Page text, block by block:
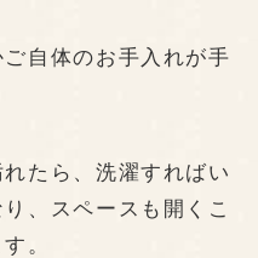
自体のお手入れが手
たら、洗濯すればい
、スペースも開くこ
。